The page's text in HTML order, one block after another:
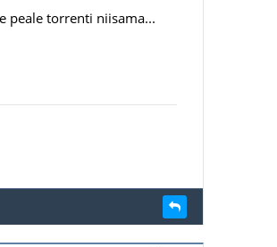
peale torrenti niisama...